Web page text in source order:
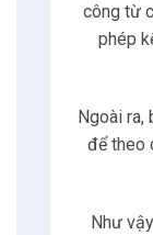
công từ
phép
Ngoài ra,
để theo
Như